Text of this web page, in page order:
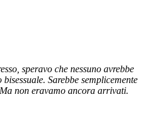
speravo che nessuno avrebbe
Sarebbe semplicemente
non eravamo ancora arrivati.